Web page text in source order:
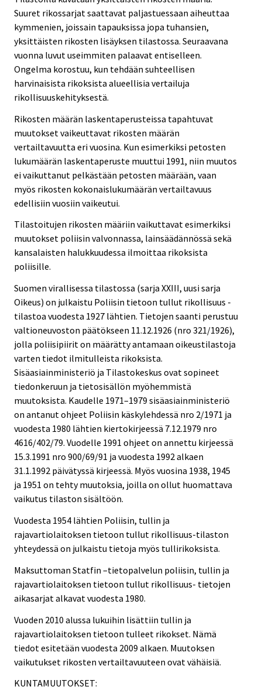
Suuret rikossarjat saattavat paljastuessaan aiheuttaa
kymmenien, joissain tapauksissa jopa tuhansien,
yksittäisten rikosten lisäyksen tilastossa. Seuraavana
vuonna luvut useimmiten palaavat entiselleen.
Ongelma korostuu, kun tehdään suhteellisen
harvinaisista rikoksista alueellisia vertailuja
rikollisuuskehityksestä.
Rikosten määrän laskentaperusteissa tapahtuvat
muutokset vaikeuttavat rikosten määrän
vertailtavuutta eri vuosina. Kun esimerkiksi petosten
lukumäärän laskentaperuste muuttui 1991, niin muutos
ei vaikuttanut pelkästään petosten määrään, vaan
myös rikosten kokonaislukumäärän vertailtavuus
edellisiin vuosiin vaikeutui.
Tilastoitujen rikosten määriin vaikuttavat esimerkiksi
muutokset poliisin valvonnassa, lainsäädännössä sekä
kansalaisten halukkuudessa ilmoittaa rikoksista
poliisille.
Suomen virallisessa tilastossa (sarja XXIII, uusi sarja
Oikeus) on julkaistu Poliisin tietoon tullut rikollisuus -
tilastoa vuodesta 1927 lähtien. Tietojen saanti perustuu
valtioneuvoston päätökseen 11.12.1926 (nro 321/1926),
jolla poliisipiirit on määrätty antamaan oikeustilastoja
varten tiedot ilmitulleista rikoksista.
Sisäasiainministeriö ja Tilastokeskus ovat sopineet
tiedonkeruun ja tietosisällön myöhemmistä
muutoksista. Kaudelle 1971–1979 sisäasiainministeriö
on antanut ohjeet Poliisin käskylehdessä nro 2/1971 ja
vuodesta 1980 lähtien kiertokirjeessä 7.12.1979 nro
4616/402/79. Vuodelle 1991 ohjeet on annettu kirjeessä
15.3.1991 nro 900/69/91 ja vuodesta 1992 alkaen
31.1.1992 päivätyssä kirjeessä. Myös vuosina 1938, 1945
ja 1951 on tehty muutoksia, joilla on ollut huomattava
vaikutus tilaston sisältöön.
Vuodesta 1954 lähtien Poliisin, tullin ja
rajavartiolaitoksen tietoon tullut rikollisuus-tilaston
yhteydessä on julkaistu tietoja myös tullirikoksista.
Maksuttoman Statfin –tietopalvelun poliisin, tullin ja
rajavartiolaitoksen tietoon tullut rikollisuus- tietojen
aikasarjat alkavat vuodesta 1980.
Vuoden 2010 alussa lukuihin lisättiin tullin ja
rajavartiolaitoksen tietoon tulleet rikokset. Nämä
tiedot esitetään vuodesta 2009 alkaen. Muutoksen
vaikutukset rikosten vertailtavuuteen ovat vähäisiä.
KUNTAMUUTOKSET: